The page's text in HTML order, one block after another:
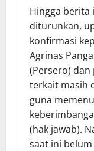
Hingga berita
diturunkan,
konfirmasi
Agrinas
(Persero)
terkait masih
guna
(hak jawab).
saat ini belum